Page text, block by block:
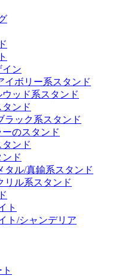
イン
イボリー系スタンド
ッド系スタンド
ンド
ラック系スタンド
のスタンド
ンド
ド
タル/真鍮系スタンド
リル系スタンド
ト
ト/シャンデリア